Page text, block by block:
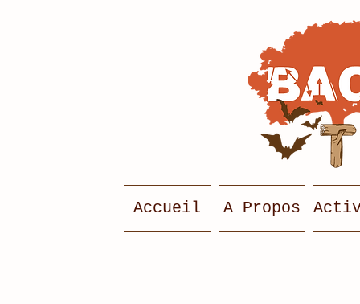
Accueil A Propos